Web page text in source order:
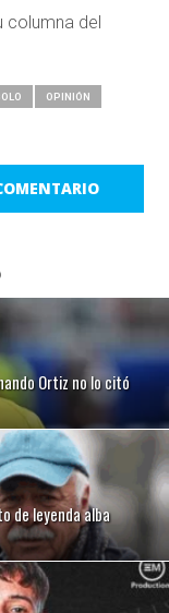
columna del
OPINIÓN
Ortiz no lo citó
de leyenda alba